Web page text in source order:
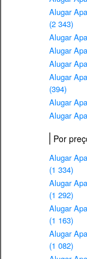
Alugar
(2 343)
Alugar
Alugar
Alugar
Alugar
(394)
Alugar
Alugar
Por
Alugar
(1 334)
Alugar
(1 292)
Alugar
(1 163)
Alugar
(1 082)